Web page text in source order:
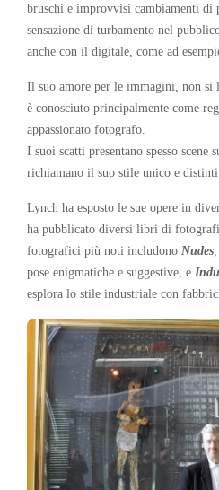
bruschi e improvvisi cambiamenti di
sensazione di turbamento nel
anche con il digitale, come ad
Il suo amore per le immagini, non si
è conosciuto principalmente come
appassionato fotografo.
I suoi scatti presentano spesso scene
richiamano il suo stile unico e
Lynch ha esposto le sue opere in
ha pubblicato diversi libri di
fotografici più noti includono Nudes
pose enigmatiche e suggestive, e
esplora lo stile industriale con